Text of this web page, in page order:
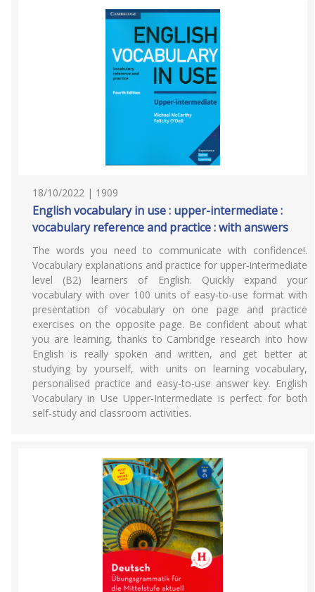
18/10/2022 | 1909
English vocabulary in use : upper-intermediate :
vocabulary reference and practice : with answers
The words you need to communicate with confidence!.
Vocabulary explanations and practice for upper-intermediate
level (B2) learners of English. Quickly expand your
vocabulary with over 100 units of easy-to-use format with
presentation of vocabulary on one page and practice
exercises on the opposite page. Be confident about what
you are learning, thanks to Cambridge research into how
English is really spoken and written, and get better at
studying by yourself, with units on learning vocabulary,
personalised practice and easy-to-use answer key. English
Vocabulary in Use Upper-Intermediate is perfect for both
self-study and classroom activities.